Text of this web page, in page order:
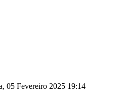
05 Fevereiro 2025 19:14